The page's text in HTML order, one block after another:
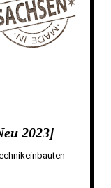
2023]